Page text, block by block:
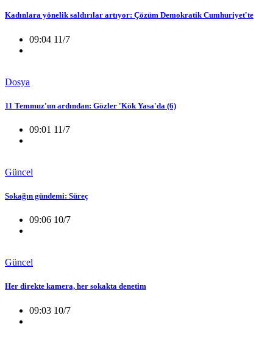
Kadınlara yönelik saldırılar artıyor: Çözüm Demokratik Cumhuriyet'te
09:04 11/7
Dosya
11 Temmuz'un ardından: Gözler 'Kök Yasa'da (6)
09:01 11/7
Güncel
Sokağın gündemi: Süreç
09:06 10/7
Güncel
Her direkte kamera, her sokakta denetim
09:03 10/7